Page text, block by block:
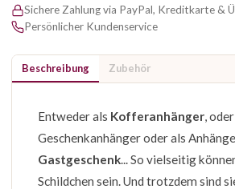
Sichere Zahlung via PayPal, Kreditkarte &
Persönlicher Kundenservice
Beschreibung Zubehör
Entweder als Kofferanhänger,
Geschenkanhänger oder als
Gastgeschenk... So vielseitig
Schildchen sein. Und trotzdem sind